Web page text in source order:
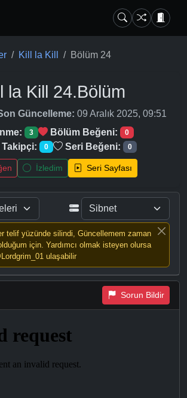
Kill la Kill Bölüm 24
la Kill 24.Bölüm
Güncelleme: 09 Aralık 2025, 09:51
3 Bölüm Beğeni: 0
Takipçi: 0 Seri Beğeni: 0
İzledim Seri Sayfası
telif yüzünde silindi, Güncellemem zaman
için. Yardımcı olmak isteyen olursa
ulaşabilir
Sorun Bildir